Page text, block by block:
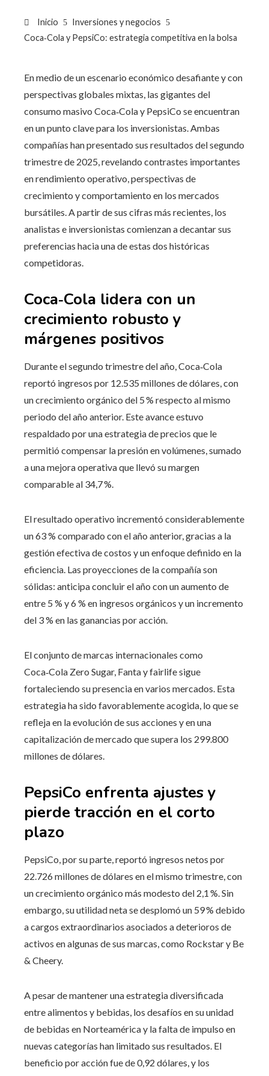
Inicio
Inversiones y negocios
Coca‑Cola y PepsiCo: estrategia competitiva en la bolsa
En medio de un escenario económico desafiante y con
perspectivas globales mixtas, las gigantes del
consumo masivo Coca‑Cola y PepsiCo se encuentran
en un punto clave para los inversionistas. Ambas
compañías han presentado sus resultados del segundo
trimestre de 2025, revelando contrastes importantes
en rendimiento operativo, perspectivas de
crecimiento y comportamiento en los mercados
bursátiles. A partir de sus cifras más recientes, los
analistas e inversionistas comienzan a decantar sus
preferencias hacia una de estas dos históricas
competidoras.
Coca‑Cola lidera con un
crecimiento robusto y
márgenes positivos
Durante el segundo trimestre del año, Coca‑Cola
reportó ingresos por 12.535 millones de dólares, con
un crecimiento orgánico del 5 % respecto al mismo
periodo del año anterior. Este avance estuvo
respaldado por una estrategia de precios que le
permitió compensar la presión en volúmenes, sumado
a una mejora operativa que llevó su margen
comparable al 34,7 %.
El resultado operativo incrementó considerablemente
un 63 % comparado con el año anterior, gracias a la
gestión efectiva de costos y un enfoque definido en la
eficiencia. Las proyecciones de la compañía son
sólidas: anticipa concluir el año con un aumento de
entre 5 % y 6 % en ingresos orgánicos y un incremento
del 3 % en las ganancias por acción.
El conjunto de marcas internacionales como
Coca‑Cola Zero Sugar, Fanta y fairlife sigue
fortaleciendo su presencia en varios mercados. Esta
estrategia ha sido favorablemente acogida, lo que se
refleja en la evolución de sus acciones y en una
capitalización de mercado que supera los 299.800
millones de dólares.
PepsiCo enfrenta ajustes y
pierde tracción en el corto
plazo
PepsiCo, por su parte, reportó ingresos netos por
22.726 millones de dólares en el mismo trimestre, con
un crecimiento orgánico más modesto del 2,1 %. Sin
embargo, su utilidad neta se desplomó un 59 % debido
a cargos extraordinarios asociados a deterioros de
activos en algunas de sus marcas, como Rockstar y Be
& Cheery.
A pesar de mantener una estrategia diversificada
entre alimentos y bebidas, los desafíos en su unidad
de bebidas en Norteamérica y la falta de impulso en
nuevas categorías han limitado sus resultados. El
beneficio por acción fue de 0,92 dólares, y los